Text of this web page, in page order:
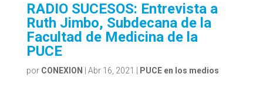
RADIO SUCESOS: Entrevista a
Ruth Jimbo, Subdecana de la
Facultad de Medicina de la
PUCE
por CONEXION Abr 16, 2021 PUCE en los medios